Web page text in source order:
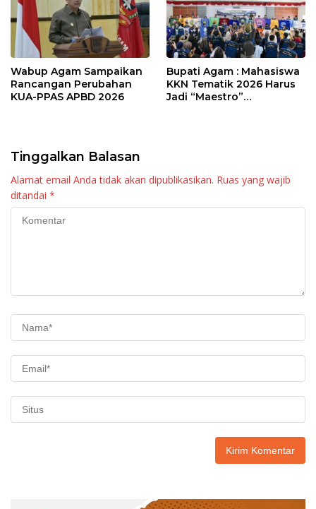
Wabup Agam Sampaikan
Rancangan Perubahan
KUA-PPAS APBD 2026
Bupati Agam : Mahasiswa
KKN Tematik 2026 Harus
Jadi “Maestro”
Tinggalkan Balasan
Alamat email Anda tidak akan dipublikasikan. Ruas yang wajib
ditandai *